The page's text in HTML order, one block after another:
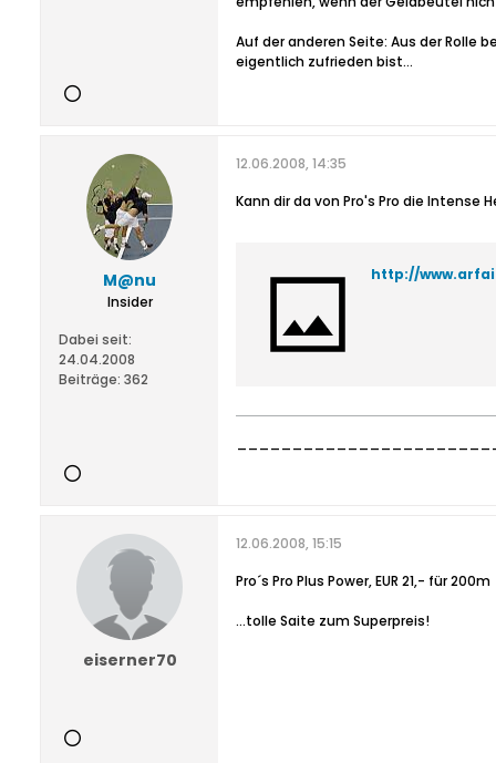
Auf der anderen Seite: Aus der Rolle
eigentlich zufrieden bist...
M@nu
Insider
Dabei seit:
24.04.2008
Beiträge: 362
12.06.2008, 14:35
Kann dir da von Pro's Pro die
http://
eiserner70
12.06.2008, 15:15
Pro´s Pro Plus Power, EUR 21,- für 200m
...tolle Saite zum Superpreis!